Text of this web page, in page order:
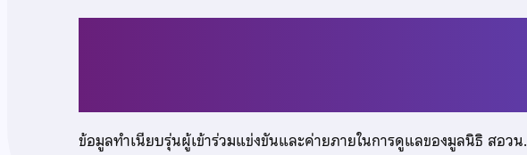
ข้อมูลทำเนียบรุ่นผู้เข้าร่วมแข่งขันและค่ายภายในการดูแลของมูลนิธิ สอวน.